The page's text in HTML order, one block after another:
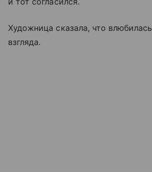
Художница сказала, что
взгляда.